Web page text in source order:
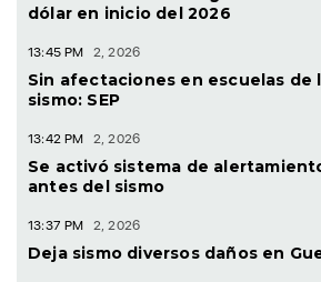
dólar en inicio del 2026
13:45 PM 2, 2026
Sin afectaciones en escuelas de
sismo: SEP
13:42 PM 2, 2026
Se activó sistema de
antes del sismo
13:37 PM 2, 2026
Deja sismo diversos daños en